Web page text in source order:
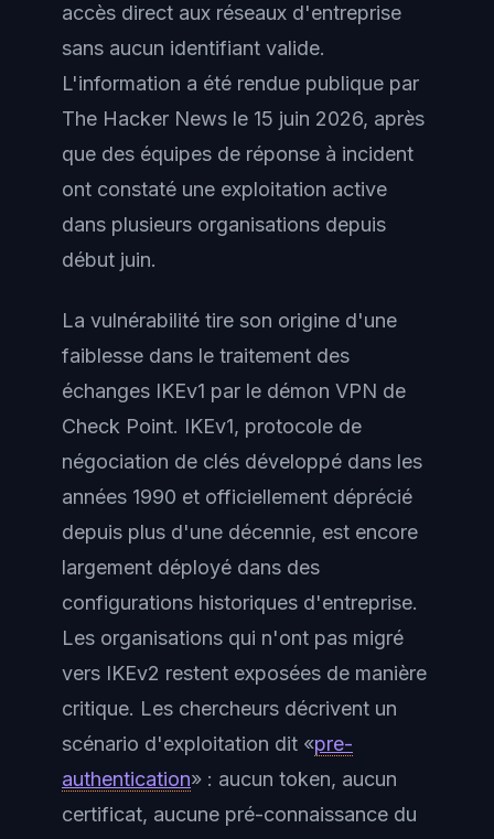
accès direct aux réseaux d'entreprise
sans aucun identifiant valide.
L'information a été rendue publique par
The Hacker News le 15 juin 2026, après
que des équipes de réponse à incident
ont constaté une exploitation active
dans plusieurs organisations depuis
début juin.
La vulnérabilité tire son origine d'une
faiblesse dans le traitement des
échanges IKEv1 par le démon VPN de
Check Point. IKEv1, protocole de
négociation de clés développé dans les
années 1990 et officiellement déprécié
depuis plus d'une décennie, est encore
largement déployé dans des
configurations historiques d'entreprise.
Les organisations qui n'ont pas migré
vers IKEv2 restent exposées de manière
critique. Les chercheurs décrivent un
scénario d'exploitation dit «pre-
authentication» : aucun token, aucun
certificat, aucune pré-connaissance du